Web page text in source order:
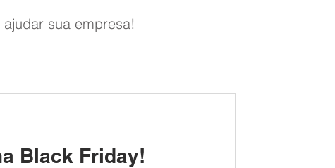
sua empresa!
Black Friday!